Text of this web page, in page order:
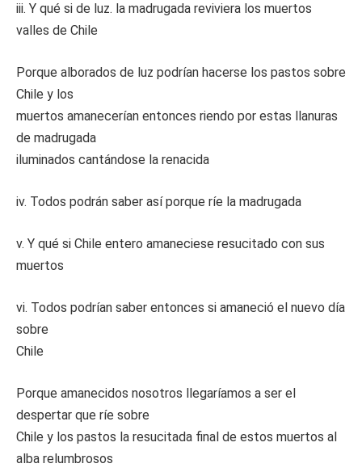
iii. Y qué si de luz. la madrugada reviviera los muertos
valles de Chile
Porque alborados de luz podrían hacerse los pastos sobre
Chile y los
muertos amanecerían entonces riendo por estas llanuras
de madrugada
iluminados cantándose la renacida
iv. Todos podrán saber así porque ríe la madrugada
v. Y qué si Chile entero amaneciese resucitado con sus
muertos
vi. Todos podrían saber entonces si amaneció el nuevo día
sobre
Chile
Porque amanecidos nosotros llegaríamos a ser el
despertar que ríe sobre
Chile y los pastos la resucitada final de estos muertos al
alba relumbrosos